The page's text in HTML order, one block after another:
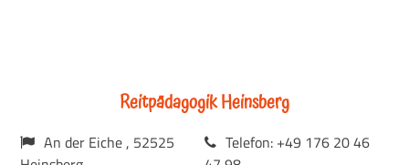
Reitpädagogik Heinsberg
An der Eiche , 52525
Telefon: +49 176 20 46